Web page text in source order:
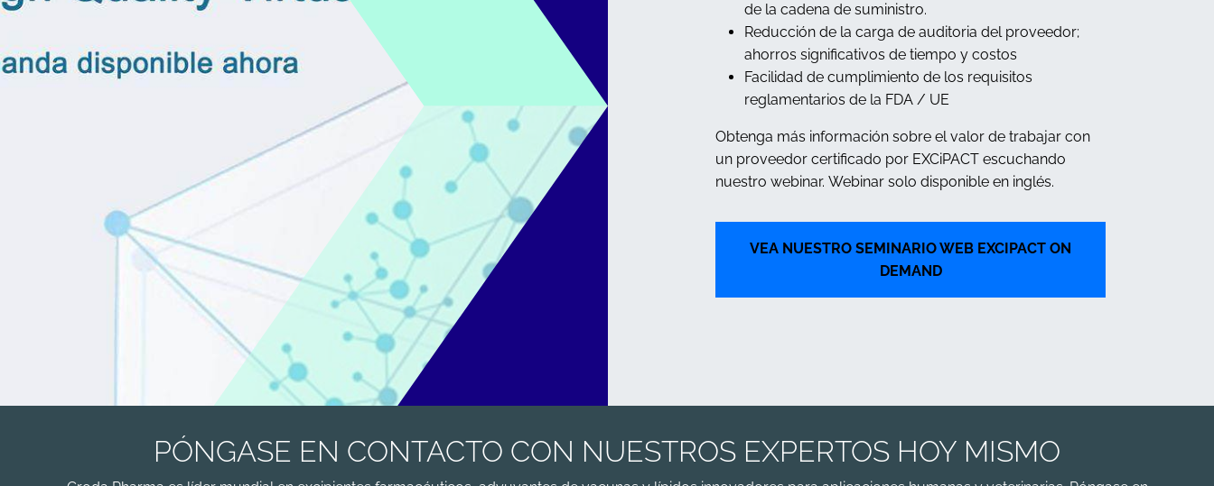
de la cadena de suministro.
Reducción de la carga de auditoria del proveedor;
ahorros significativos de tiempo y costos
Facilidad de cumplimiento de los requisitos
reglamentarios de la FDA / UE
Obtenga más información sobre el valor de trabajar con
un proveedor certificado por EXCiPACT escuchando
nuestro webinar. Webinar solo disponible en inglés.
VEA NUESTRO SEMINARIO WEB EXCIPACT ON
DEMAND
PÓNGASE EN CONTACTO CON NUESTROS EXPERTOS HOY MISMO